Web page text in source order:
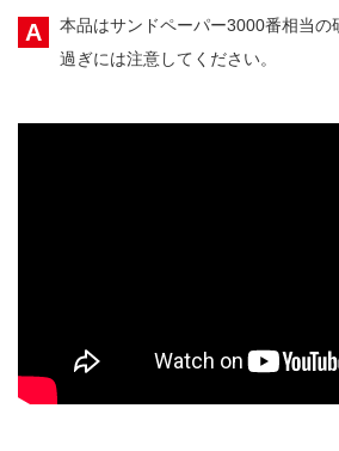
A
本品はサンドペーパー3000番相当の
過ぎには注意してください。